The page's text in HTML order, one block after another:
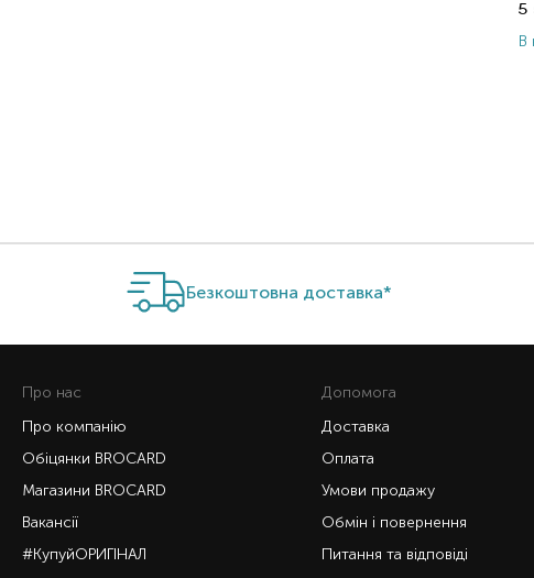
5
В
Безкоштовна доставка*
Про нас
Про компанію
Обіцянки BROCARD
Магазини BROCARD
Вакансії
#КупуйОРИГІНАЛ
Допомога
Доставка
Оплата
Умови продажу
Обмін і повернення
Питання та відповіді